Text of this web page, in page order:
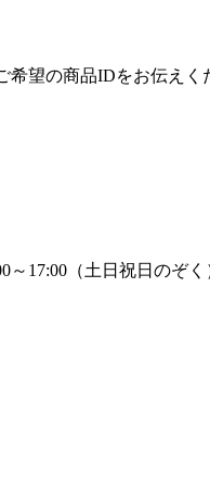
望の商品IDをお伝えく
～17:00（土日祝日のぞく